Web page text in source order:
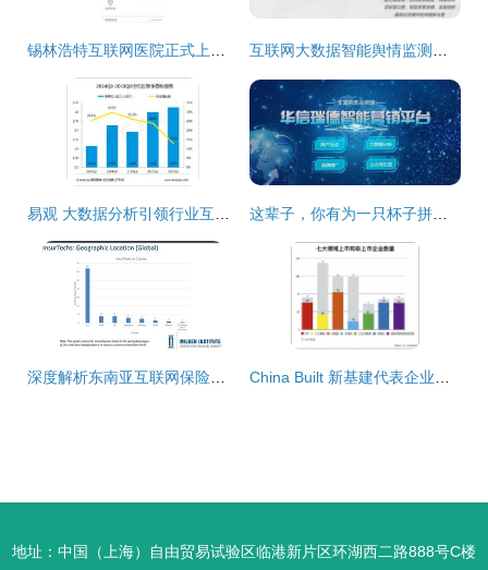
锡林浩特互联网医院正式上线 数据赋能，让患者就医少跑腿 互联网大数据智能舆情监测系统 数据驱动决策的新引擎
易观 大数据分析引领行业互联网变革 这辈子，你有为一只杯子拼过命吗？——互联网数据服务的隐形战斗
深度解析东南亚互联网保险的四大机遇 下沉市场与技术场景的无限可能 China Built 新基建代表企业构筑数字经济新引擎
地址：中国（上海）自由贸易试验区临港新片区环湖西二路888号C楼